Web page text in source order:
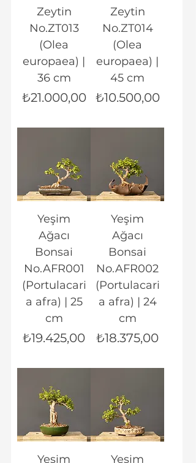
Zeytin
No.ZT013
(Olea
europaea) |
36 cm
Fiyat
₺21.000,00
Zeytin
No.ZT014
(Olea
europaea) |
45 cm
Fiyat
₺10.500,00
Yeşim
Ağacı
Bonsai
No.AFR001
(Portulacari
a afra) | 25
cm
Fiyat
₺19.425,00
Yeşim
Ağacı
Bonsai
No.AFR002
(Portulacari
a afra) | 24
cm
Fiyat
₺18.375,00
Yeşim
Yeşim